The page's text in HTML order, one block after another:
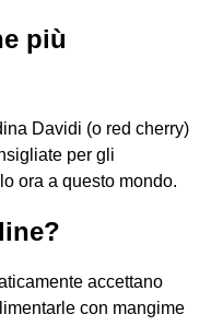
più
Davidi (o red cherry)
per gli
ora a questo mondo.
accettano
con mangime